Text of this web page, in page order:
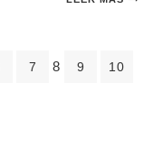
7 8 9 10